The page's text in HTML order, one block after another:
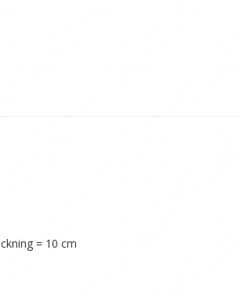
= 10 cm